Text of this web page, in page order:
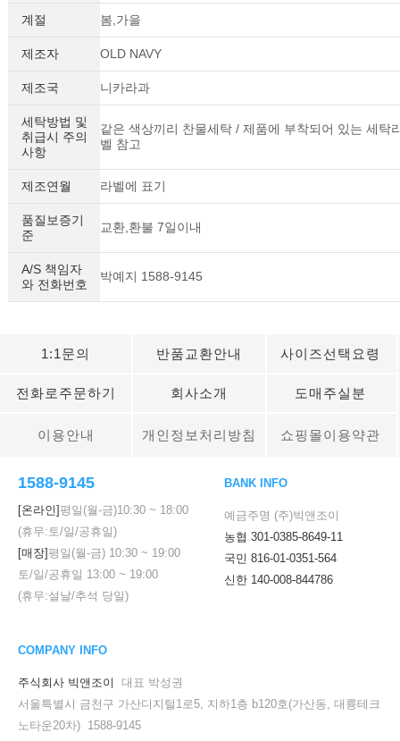
계절 봄,가을
제조자 OLD NAVY
제조국 니카라과
세탁방법 및
취급시 주의
사항
같은 색상끼리 찬물세탁 / 제품에 부착되어 있는 세탁
벨 참고
제조연월 라벨에 표기
품질보증기
준
교환,환불 7일이내
A/S 책임자
와 전화번호
박예지 1588-9145
1:1문의 반품교환안내 사이즈선택요령
전화로주문하기 회사소개 도매주실분
이용안내 개인정보처리방침 쇼핑몰이용약관
1588-9145
[온라인]평일(월-금)10:30 ~ 18:00
(휴무:토/일/공휴일)
[매장]평일(월-금) 10:30 ~ 19:00
토/일/공휴일 13:00 ~ 19:00
(휴무:설날/추석 당일)
BANK INFO
예금주명 (주)빅앤조이
농협 301-0385-8649-11
국민 816-01-0351-564
신한 140-008-844786
COMPANY INFO
주식회사 빅앤조이
대표 박성권
서울특별시 금천구 가산디지털1로5, 지하1층 b120호(가산동, 대륭테크
노타운20차) 1588-9145